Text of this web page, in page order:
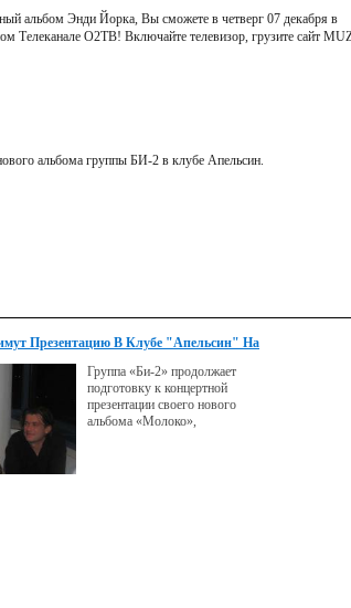
альбом Энди Йорка, Вы сможете в четверг 07 декабря в
Телеканале О2ТВ! Включайте телевизор, грузите сайт
альбома группы БИ-2 в клубе Апельсин.
Презентацию В Клубе "Апельсин" На
Группа «Би-2» продолжает
подготовку к концертной
презентации своего нового
альбома «Молоко»,